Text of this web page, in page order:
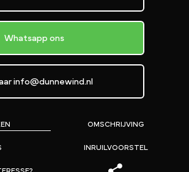
OMSCHRIJVING
INRUILVOORSTEL
Whatsapp ons
info@dunnewind.nl